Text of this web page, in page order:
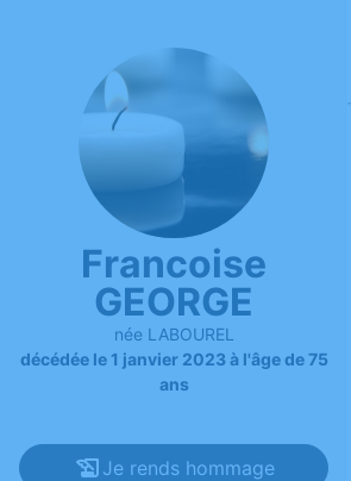
Francoise
GEORGE
née LABOUREL
décédée le 1 janvier 2023 à l'âge de 75
ans
Je rends hommage